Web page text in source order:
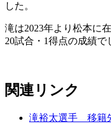
した。
滝は2023年より松本に
20試合・1得点の成績で
関連リンク
滝裕太選手 移籍